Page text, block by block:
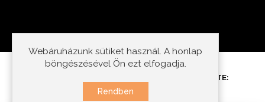
©2021. MINDEN JOG FENNTARTVA - KÉSZÍTETTE:
IDEASTYLE
Webáruházunk sütiket használ. A honlap
böngészésével Ön ezt elfogadja.
Rendben